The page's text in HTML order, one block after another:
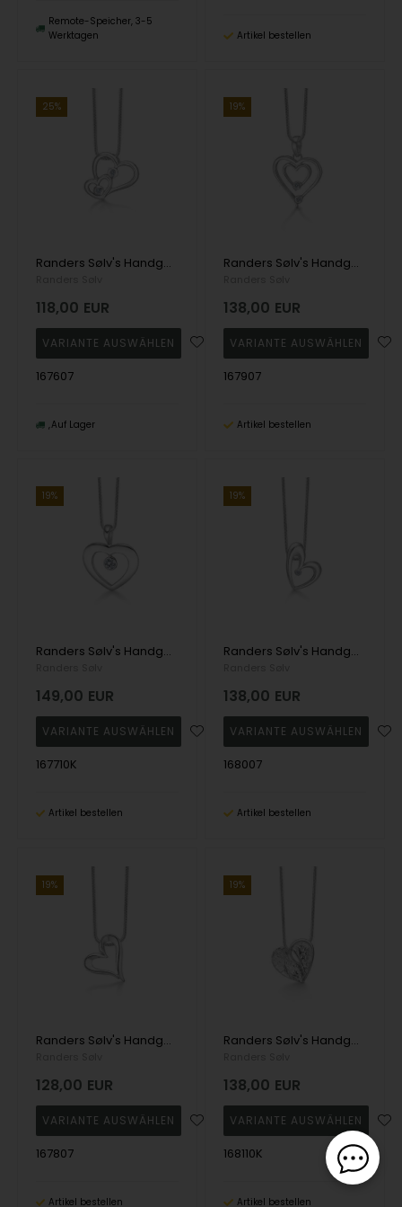
Remote-Speicher, 3-5
Werktagen
Artikel bestellen
25%
Randers Sølv's Handgefertigte Halskette aus massivem Silber mit Doppelherzanhänger und zwei Zirkoniasteinen - 22 x 20 mm
118,00 EUR
167607
Auf Lager
19%
Randers Sølv's Handgefertigte Halskette aus massivem Silber mit Doppelherzanhänger und zwei Zirkoniasteinen - 24 x 29 mm
138,00 EUR
167907
Artikel bestellen
19%
Randers Sølv's Handgefertigte Halskette aus massivem Silber mit Herzanhänger mit Zirkonia - 24 x 29 mm
149,00 EUR
167710K
Artikel bestellen
19%
Randers Sølv's Handgefertigte Halskette aus massivem Silber mit Herzanhänger mit Zirkonia - 20 x 26 mm
138,00 EUR
168007
Artikel bestellen
19%
Randers Sølv's Handgefertigte Halskette aus massivem Silber mit Herz-Anhänger - 20 x 23 mm
128,00 EUR
167807
Artikel bestellen
19%
Randers Sølv's Handgefertigte Halskette aus massivem Silber mit Herz-Anhänger - 23 x 21 mm
138,00 EUR
168110K
Artikel bestellen